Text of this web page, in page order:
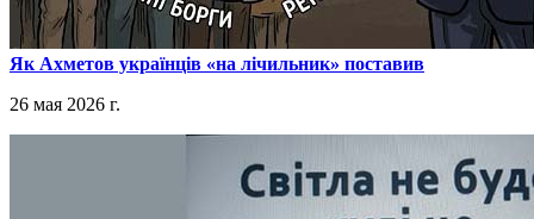
​Як Ахметов українців «на лічильник» поставив
26 мая 2026 г.